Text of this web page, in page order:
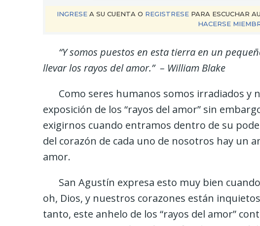
INGRESEA SU CUENTA O REGISTRESEPARA ESCUCHAR
HACERSE
“Y somos puestos en esta tierra en un
llevar los rayos del amor.” – William Blake
Como seres humanos somos irradiados y
exposición de los “rayos del amor” sin
exigirnos cuando entramos dentro de su
del corazón de cada uno de nosotros hay un
amor.
San Agustín expresa esto muy bien
oh, Dios, y nuestros corazones están
tanto, este anhelo de los “rayos del amor”